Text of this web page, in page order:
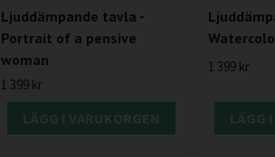
Ljuddämpande tavla -
Portrait of a pensive
woman
1 399 kr
LÄGG I VARUKORGEN
1 399 kr
LÄGG